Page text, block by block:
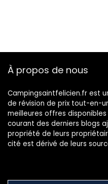
À propos de nous
Campingsaintfelicien.fr est
de révision de prix tout-en-
meilleures offres
courant des derniers blogs
propriété de leurs
cité est dérivé de leurs